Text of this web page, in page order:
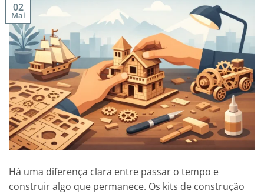
02
Mai
Há uma diferença clara entre passar o tempo e
construir algo que permanece. Os kits de construção